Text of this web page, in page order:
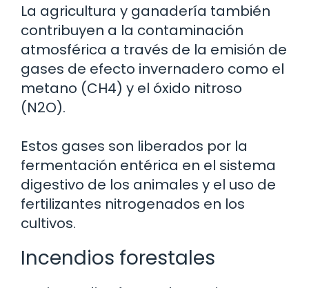
La agricultura y ganadería también
contribuyen a la contaminación
atmosférica a través de la emisión de
gases de efecto invernadero como el
metano (CH4) y el óxido nitroso
(N2O).
Estos gases son liberados por la
fermentación entérica en el sistema
digestivo de los animales y el uso de
fertilizantes nitrogenados en los
cultivos.
Incendios forestales